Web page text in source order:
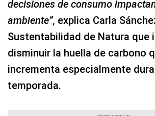
decisiones de consumo
ambiente”, explica Carla
Sustentabilidad de Natura que
disminuir la huella de carbono
incrementa especialmente
temporada.